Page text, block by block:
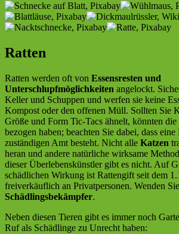
Ratten
Ratten werden oft von Essensresten und
Unterschlupfmöglichkeiten angelockt.
Keller und Schuppen und werfen sie keine
Kompost oder den offenen Müll. Sollten Sie
Größe und Form Tic-Tacs ähnelt, könnten
bezogen haben; beachten Sie dabei, dass
zuständigen Amt besteht. Nicht alle Katzen
heran und andere natürliche wirksame
dieser Überlebenskünstler gibt es nicht. Auf
schädlichen Wirkung ist Rattengift seit dem
freiverkäuflich an Privatpersonen. Wenden
Schädlingsbekämpfer.
Neben diesen Tieren gibt es immer noch
Ruf als Schädlinge zu Unrecht haben: